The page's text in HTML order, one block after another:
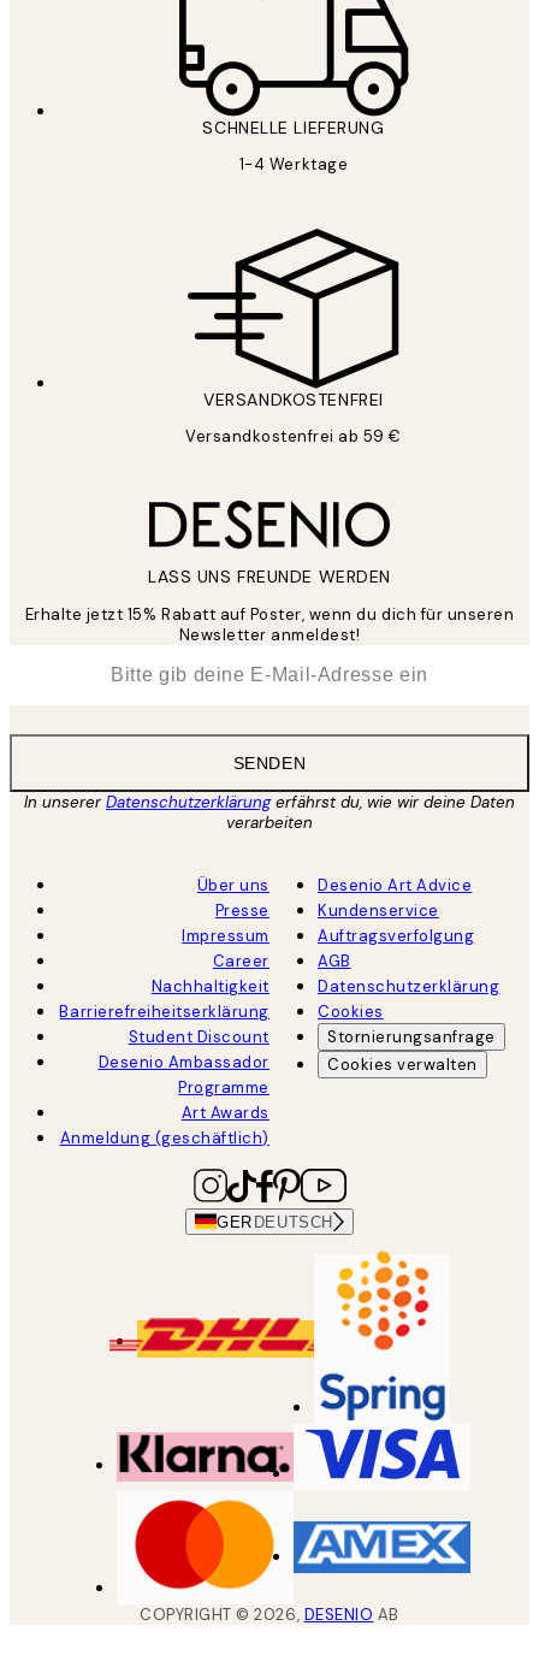
SCHNELLE LIEFERUNG
1-4 Werktage
VERSANDKOSTENFREI
Versandkostenfrei ab 59 €
LASS UNS FREUNDE WERDEN
Erhalte jetzt 15% Rabatt auf Poster, wenn du dich für unseren
Newsletter anmeldest!
SENDEN
In unsererDatenschutzerklärungerfährst du, wie wir deine Daten
verarbeiten
Über uns
Presse
Impressum
Career
Nachhaltigkeit
Barrierefreiheitserklärung
Student Discount
Desenio Ambassador
Programme
Art Awards
Anmeldung (geschäftlich)
Desenio Art Advice
Kundenservice
Auftragsverfolgung
AGB
Datenschutzerklärung
Cookies
Stornierungsanfrage
Cookies verwalten
GER DEUTSCH
COPYRIGHT ©2026, DESENIO AB